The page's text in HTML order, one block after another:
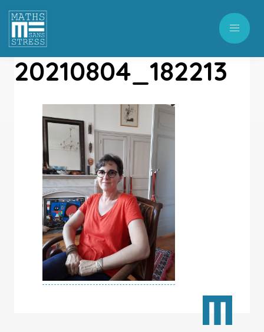
20210804_182213